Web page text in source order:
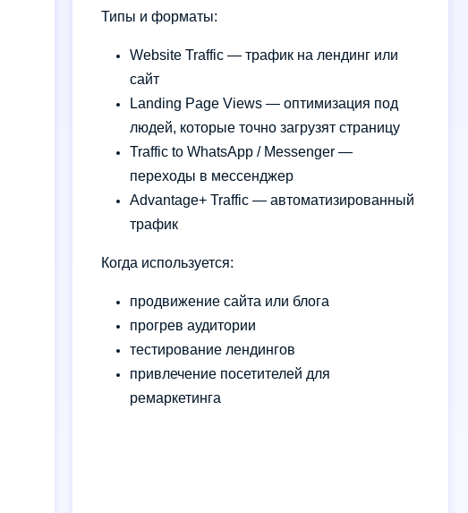
Типы и форматы:
Website Traffic — трафик на лендинг или
сайт
Landing Page Views — оптимизация под
людей, которые точно загрузят страницу
Traffic to WhatsApp / Messenger —
переходы в мессенджер
Advantage+ Traffic — автоматизированный
трафик
Когда используется:
продвижение сайта или блога
прогрев аудитории
тестирование лендингов
привлечение посетителей для
ремаркетинга